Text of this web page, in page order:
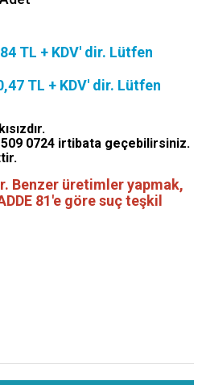
TL + KDV' dir. Lütfen
TL + KDV' dir. Lütfen
509 0724 irtibata geçebilirsiniz.
Benzer üretimler yapmak,
81'e göre suç teşkil